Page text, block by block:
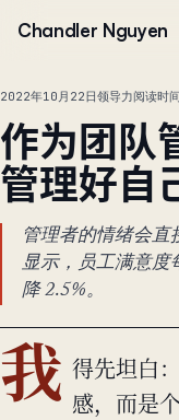
Chandler Nguyen
2022年10月22日领导力阅读时
作为团队
管理好自
管理者的情绪会直
显示，员工满意度
降 2.5%。
我 得先坦白
感，而是